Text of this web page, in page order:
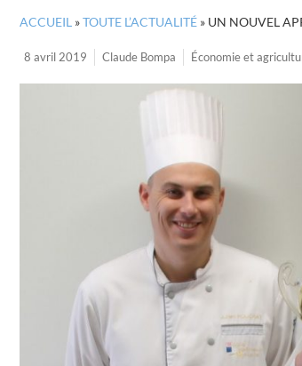
ACCUEIL »TOUTE L’ACTUALITÉ » UN NOUVEL
8 avril 2019 Claude Bompa Économie et